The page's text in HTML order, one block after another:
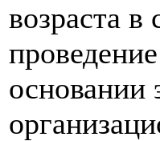
возраста
основании